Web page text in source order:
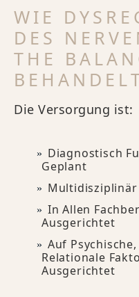
WIE
DES
THE
Die Versorgung ist:
Diagnostisch
Geplant
In Allen
Ausgerichtet
Auf
Relationale
Ausgerichtet